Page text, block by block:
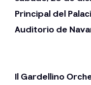
Principal del
Auditorio de
Il Gardellino